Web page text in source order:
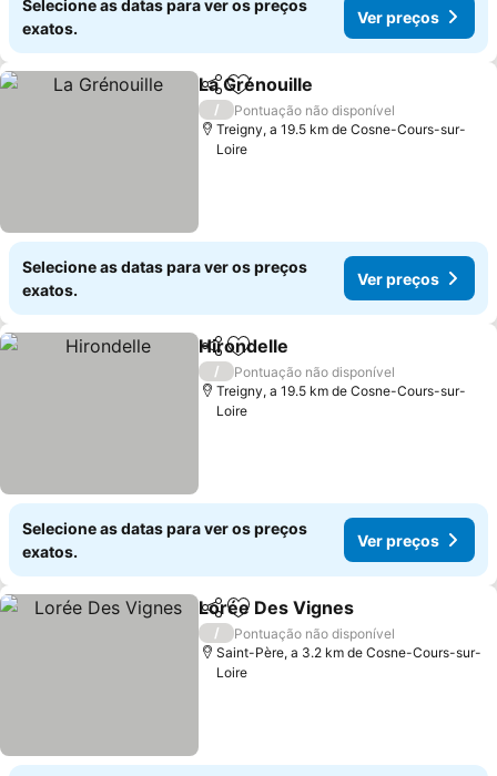
Selecione as datas para ver os preços
exatos.
Ver preços
PartilharAdicionar aos favoritos
La Grénouille
/
Pontuação não disponível
Treigny, a 19.5 km de Cosne-Cours-sur-
Loire
Selecione as datas para ver os preços
exatos.
Ver preços
PartilharAdicionar aos favoritos
Hirondelle
/
Pontuação não disponível
Treigny, a 19.5 km de Cosne-Cours-sur-
Loire
Selecione as datas para ver os preços
exatos.
Ver preços
PartilharAdicionar aos favoritos
Lorée Des Vignes
/
Pontuação não disponível
Saint-Père, a 3.2 km de Cosne-Cours-sur-
Loire